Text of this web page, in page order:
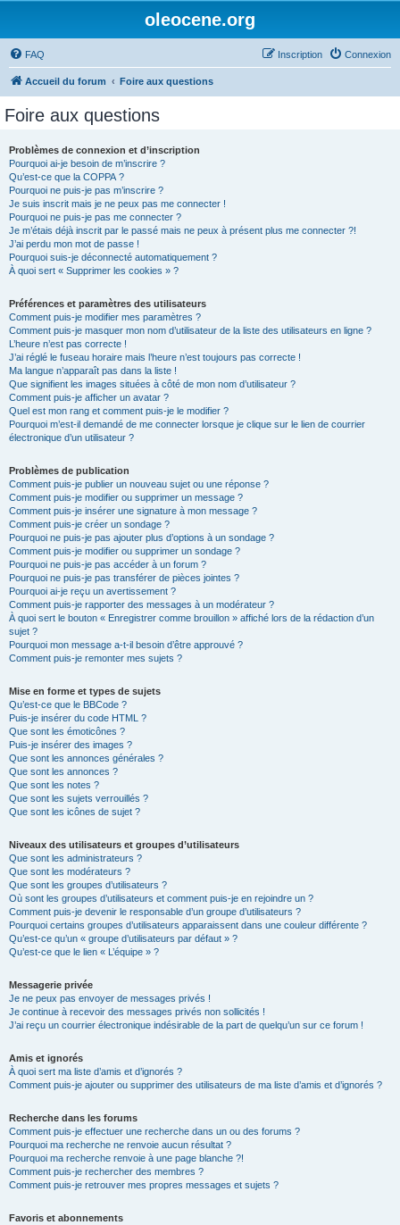
oleocene.org
FAQ Connexion
Inscription
Accueil du forum Foire aux questions
Foire aux questions
Problèmes de connexion et d’inscription
Pourquoi ai-je besoin de m’inscrire ?
Qu’est-ce que la COPPA ?
Pourquoi ne puis-je pas m’inscrire ?
Je suis inscrit mais je ne peux pas me connecter !
Pourquoi ne puis-je pas me connecter ?
Je m’étais déjà inscrit par le passé mais ne peux à présent plus me connecter ?!
J’ai perdu mon mot de passe !
Pourquoi suis-je déconnecté automatiquement ?
À quoi sert « Supprimer les cookies » ?
Préférences et paramètres des utilisateurs
Comment puis-je modifier mes paramètres ?
Comment puis-je masquer mon nom d’utilisateur de la liste des utilisateurs en ligne ?
L’heure n’est pas correcte !
J’ai réglé le fuseau horaire mais l’heure n’est toujours pas correcte !
Ma langue n’apparaît pas dans la liste !
Que signifient les images situées à côté de mon nom d’utilisateur ?
Comment puis-je afficher un avatar ?
Quel est mon rang et comment puis-je le modifier ?
Pourquoi m’est-il demandé de me connecter lorsque je clique sur le lien de courrier
électronique d’un utilisateur ?
Problèmes de publication
Comment puis-je publier un nouveau sujet ou une réponse ?
Comment puis-je modifier ou supprimer un message ?
Comment puis-je insérer une signature à mon message ?
Comment puis-je créer un sondage ?
Pourquoi ne puis-je pas ajouter plus d’options à un sondage ?
Comment puis-je modifier ou supprimer un sondage ?
Pourquoi ne puis-je pas accéder à un forum ?
Pourquoi ne puis-je pas transférer de pièces jointes ?
Pourquoi ai-je reçu un avertissement ?
Comment puis-je rapporter des messages à un modérateur ?
À quoi sert le bouton « Enregistrer comme brouillon » affiché lors de la rédaction d’un
sujet ?
Pourquoi mon message a-t-il besoin d’être approuvé ?
Comment puis-je remonter mes sujets ?
Mise en forme et types de sujets
Qu’est-ce que le BBCode ?
Puis-je insérer du code HTML ?
Que sont les émoticônes ?
Puis-je insérer des images ?
Que sont les annonces générales ?
Que sont les annonces ?
Que sont les notes ?
Que sont les sujets verrouillés ?
Que sont les icônes de sujet ?
Niveaux des utilisateurs et groupes d’utilisateurs
Que sont les administrateurs ?
Que sont les modérateurs ?
Que sont les groupes d’utilisateurs ?
Où sont les groupes d’utilisateurs et comment puis-je en rejoindre un ?
Comment puis-je devenir le responsable d’un groupe d’utilisateurs ?
Pourquoi certains groupes d’utilisateurs apparaissent dans une couleur différente ?
Qu’est-ce qu’un « groupe d’utilisateurs par défaut » ?
Qu’est-ce que le lien « L’équipe » ?
Messagerie privée
Je ne peux pas envoyer de messages privés !
Je continue à recevoir des messages privés non sollicités !
J’ai reçu un courrier électronique indésirable de la part de quelqu’un sur ce forum !
Amis et ignorés
À quoi sert ma liste d’amis et d’ignorés ?
Comment puis-je ajouter ou supprimer des utilisateurs de ma liste d’amis et d’ignorés ?
Recherche dans les forums
Comment puis-je effectuer une recherche dans un ou des forums ?
Pourquoi ma recherche ne renvoie aucun résultat ?
Pourquoi ma recherche renvoie à une page blanche ?!
Comment puis-je rechercher des membres ?
Comment puis-je retrouver mes propres messages et sujets ?
Favoris et abonnements